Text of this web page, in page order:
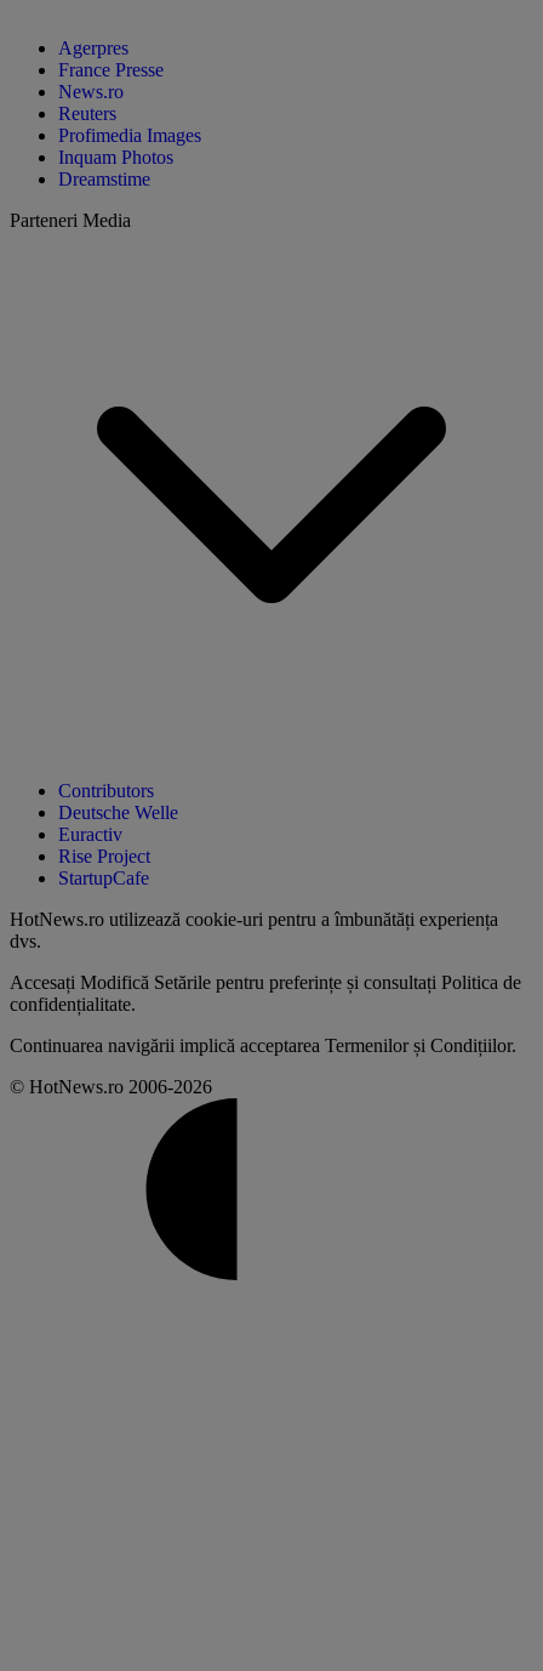
Agerpres
France Presse
News.ro
Reuters
Profimedia Images
Inquam Photos
Dreamstime
Parteneri Media
Contributors
Deutsche Welle
Euractiv
Rise Project
StartupCafe
HotNews.ro utilizează cookie-uri pentru a îmbunătăți experiența
dvs.
Accesați Modifică Setările pentru preferințe și consultați Politica de
confidențialitate.
Continuarea navigării implică acceptarea Termenilor și Condițiilor.
© HotNews.ro 2006-2026